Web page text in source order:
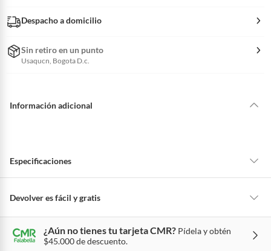
Despacho a domicilio
Sin retiro en un punto
Usaqucn, Bogota D.c.
Información adicional
Especificaciones
Devolver es fácil y gratis
Queremos que estés feliz con tu compra y que sientas nuestro respaldo
en todo momento. Por eso, como clientes cuentas con garantías y
derechos que puedes ejercer si necesitas hacer una devolución.
¿Aún no tienes tu tarjeta CMR? Pídela y obtén
$45.000 de descuento.